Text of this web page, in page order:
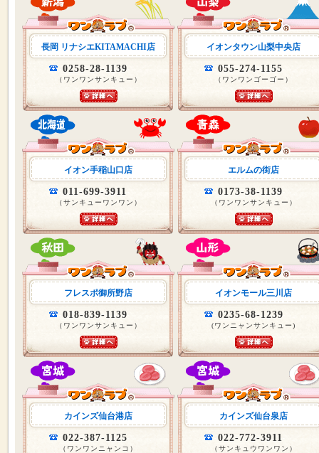
長岡 リナシエKITAMACHI店
0258-28-1139
（ワンワンサンキュー）
イオンタウン山梨中央店
055-274-1155
（ワンワンゴーゴー）
イオン手稲山口店
011-699-3911
（サンキューワンワン）
エルムの街店
0173-38-1139
（ワンワンサンキュー）
フレスポ御所野店
018-839-1139
（ワンワンサンキュー）
イオンモール三川店
0235-68-1239
(ワンニャンサンキュー)
カインズ仙台港店
022-387-1125
（ワンワンニャンコ）
カインズ仙台泉店
022-772-3911
（サンキュウワンワン）